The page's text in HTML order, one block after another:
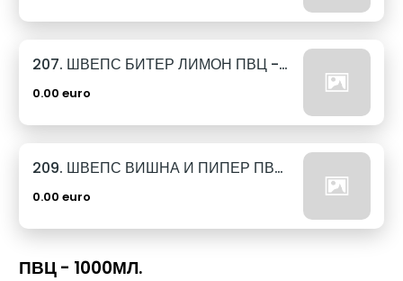
207. ШВЕПС БИТЕР ЛИМОН ПВЦ - 500МЛ.
0.00 euro
209. ШВЕПС ВИШНА И ПИПЕР ПВЦ - 500МЛ.
0.00 euro
ПВЦ - 1000МЛ.